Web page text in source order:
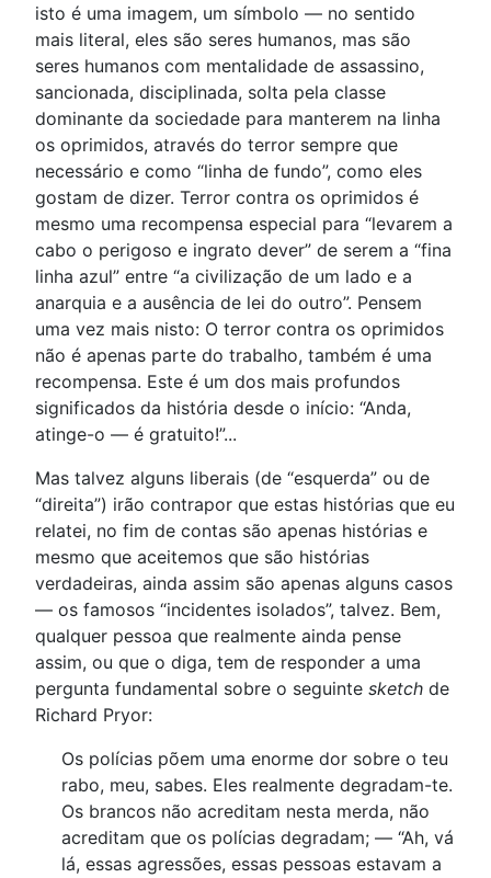
isto é uma imagem, um símbolo — no sentido
mais literal, eles são seres humanos, mas são
seres humanos com mentalidade de assassino,
sancionada, disciplinada, solta pela classe
dominante da sociedade para manterem na linha
os oprimidos, através do terror sempre que
necessário e como “linha de fundo”, como eles
gostam de dizer. Terror contra os oprimidos é
mesmo uma recompensa especial para “levarem a
cabo o perigoso e ingrato dever” de serem a “fina
linha azul” entre “a civilização de um lado e a
anarquia e a ausência de lei do outro”. Pensem
uma vez mais nisto: O terror contra os oprimidos
não é apenas parte do trabalho, também é uma
recompensa. Este é um dos mais profundos
significados da história desde o início: “Anda,
atinge-o — é gratuito!”...
Mas talvez alguns liberais (de “esquerda” ou de
“direita”) irão contrapor que estas histórias que eu
relatei, no fim de contas são apenas histórias e
mesmo que aceitemos que são histórias
verdadeiras, ainda assim são apenas alguns casos
— os famosos “incidentes isolados”, talvez. Bem,
qualquer pessoa que realmente ainda pense
assim, ou que o diga, tem de responder a uma
pergunta fundamental sobre o seguinte sketch de
Richard Pryor:
Os polícias põem uma enorme dor sobre o teu
rabo, meu, sabes. Eles realmente degradam-te.
Os brancos não acreditam nesta merda, não
acreditam que os polícias degradam; — “Ah, vá
lá, essas agressões, essas pessoas estavam a